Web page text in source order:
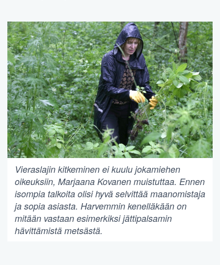
Vieraslajin kitkeminen ei kuulu jokamiehen
oikeuksiin, Marjaana Kovanen muistuttaa. Ennen
isompia talkoita olisi hyvä selvittää maanomistaja
ja sopia asiasta. Harvemmin kenelläkään on
mitään vastaan esimerkiksi jättipalsamin
hävittämistä metsästä.